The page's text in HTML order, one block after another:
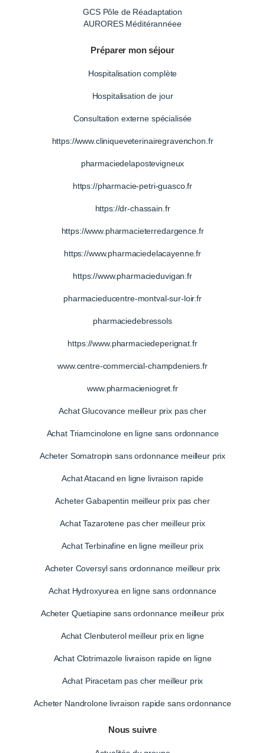
GCS Pôle de Réadaptation
AURORES Méditérannéee
Préparer mon séjour
Hospitalisation complète
Hospitalisation de jour
Consultation externe spécialisée
https://www.cliniqueveterinairegravenchon.fr
pharmaciedelapostevigneux
https://pharmacie-petri-guasco.fr
https://dr-chassain.fr
https://www.pharmacieterredargence.fr
https://www.pharmaciedelacayenne.fr
https://www.pharmacieduvigan.fr
pharmacieducentre-montval-sur-loir.fr
pharmaciedebressols
https://www.pharmaciedeperignat.fr
www.centre-commercial-champdeniers.fr
www.pharmacieniogret.fr
Achat Glucovance meilleur prix pas cher
Achat Triamcinolone en ligne sans ordonnance
Acheter Somatropin sans ordonnance meilleur prix
Achat Atacand en ligne livraison rapide
Acheter Gabapentin meilleur prix pas cher
Achat Tazarotene pas cher meilleur prix
Achat Terbinafine en ligne meilleur prix
Acheter Coversyl sans ordonnance meilleur prix
Achat Hydroxyurea en ligne sans ordonnance
Acheter Quetiapine sans ordonnance meilleur prix
Achat Clenbuterol meilleur prix en ligne
Achat Clotrimazole livraison rapide en ligne
Achat Piracetam pas cher meilleur prix
Acheter Nandrolone livraison rapide sans ordonnance
Nous suivre